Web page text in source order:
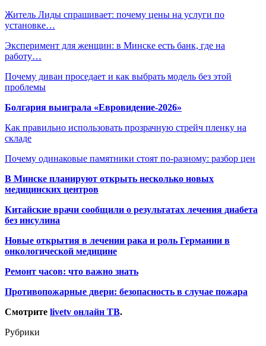
Житель Лиды спрашивает: почему цены на услуги по
установке…
Эксперимент для женщин: в Минске есть банк, где на
работу…
Почему диван проседает и как выбрать модель без этой
проблемы
Болгария выиграла «Евровидение-2026»
Как правильно использовать прозрачную стрейч пленку на
складе
Почему одинаковые памятники стоят по-разному: разбор цен
В Минске планируют открыть несколько новых
медицинских центров
Китайские врачи сообщили о результатах лечения диабета
без инсулина
Новые открытия в лечении рака и роль Германии в
онкологической медицине
Ремонт часов: что важно знать
Противопожарные двери: безопасность в случае пожара
Смотрите livetv онлайн ТВ.
Рубрики